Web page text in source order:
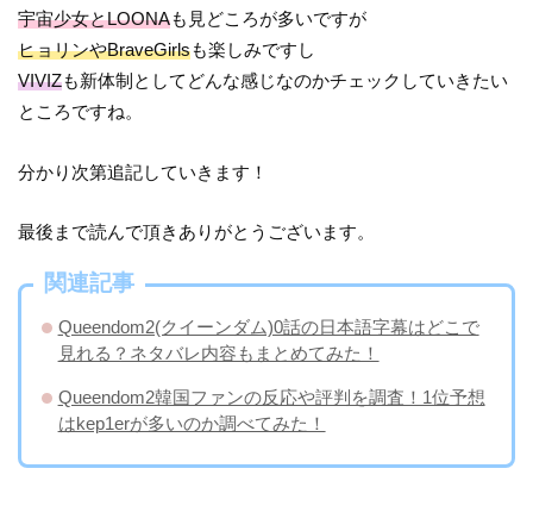
宇宙少女とLOONAも見どころが多いですが
ヒョリンやBraveGirlsも楽しみですし
VIVIZも新体制としてどんな感じなのかチェックしていきたい
ところですね。
分かり次第追記していきます！
最後まで読んで頂きありがとうございます。
関連記事
Queendom2(クイーンダム)0話の日本語字幕はどこで
見れる？ネタバレ内容もまとめてみた！
Queendom2韓国ファンの反応や評判を調査！1位予想
はkep1erが多いのか調べてみた！